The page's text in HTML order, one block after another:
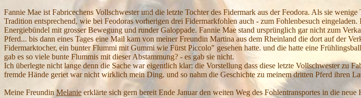
Fannie Mae ist Fabricechens Vollschwester und die letzte Tochterdes Fidermark aus der Feodora. Als sie
Tradition entsprechend, wie bei Feodoras vorherigen drei Fidermarkfohlen auch - zum Fohlenbesuch
Energiebündel mit grosser Bewegung und runder Galoppade. Fannie Mae stand ursprünglich gar nicht zum
Pferd... bis dann eines Tages eine Mail kam von meiner Freundin Martina aus dem Rheinland die dort auf der
Fidermarktocher, ein bunter Flummi mit Gummi wie Fürst Piccolo" gesehen hatte. und die hatte eine
gab es so viele bunte Flummis mit dieser Abstammung? - es gab sie nicht.
Ich überlegte nicht lange denn die Sache war eigentlich klar: die Vorstellung dass diese letzte Vollschwester zu
fremde Hände geriet war nicht wirklich mein Ding. und so nahm die Geschichte zu meinem dritten Pferd ihren
Meine FreundinMelanie erklärte sich gern bereit Ende Januar den weiten Weg des Fohlentransportes in die